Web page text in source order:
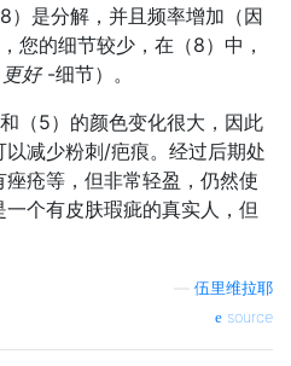
）是分解，并且频率增加（因
您的细节较少，在（8）中，
更好-细节）。
（5）的颜色变化很大，因此
以减少粉刺/疤痕。经过后期处
疮等，但非常轻盈，仍然使
个有皮肤瑕疵的真实人，但
伍里维拉耶
source